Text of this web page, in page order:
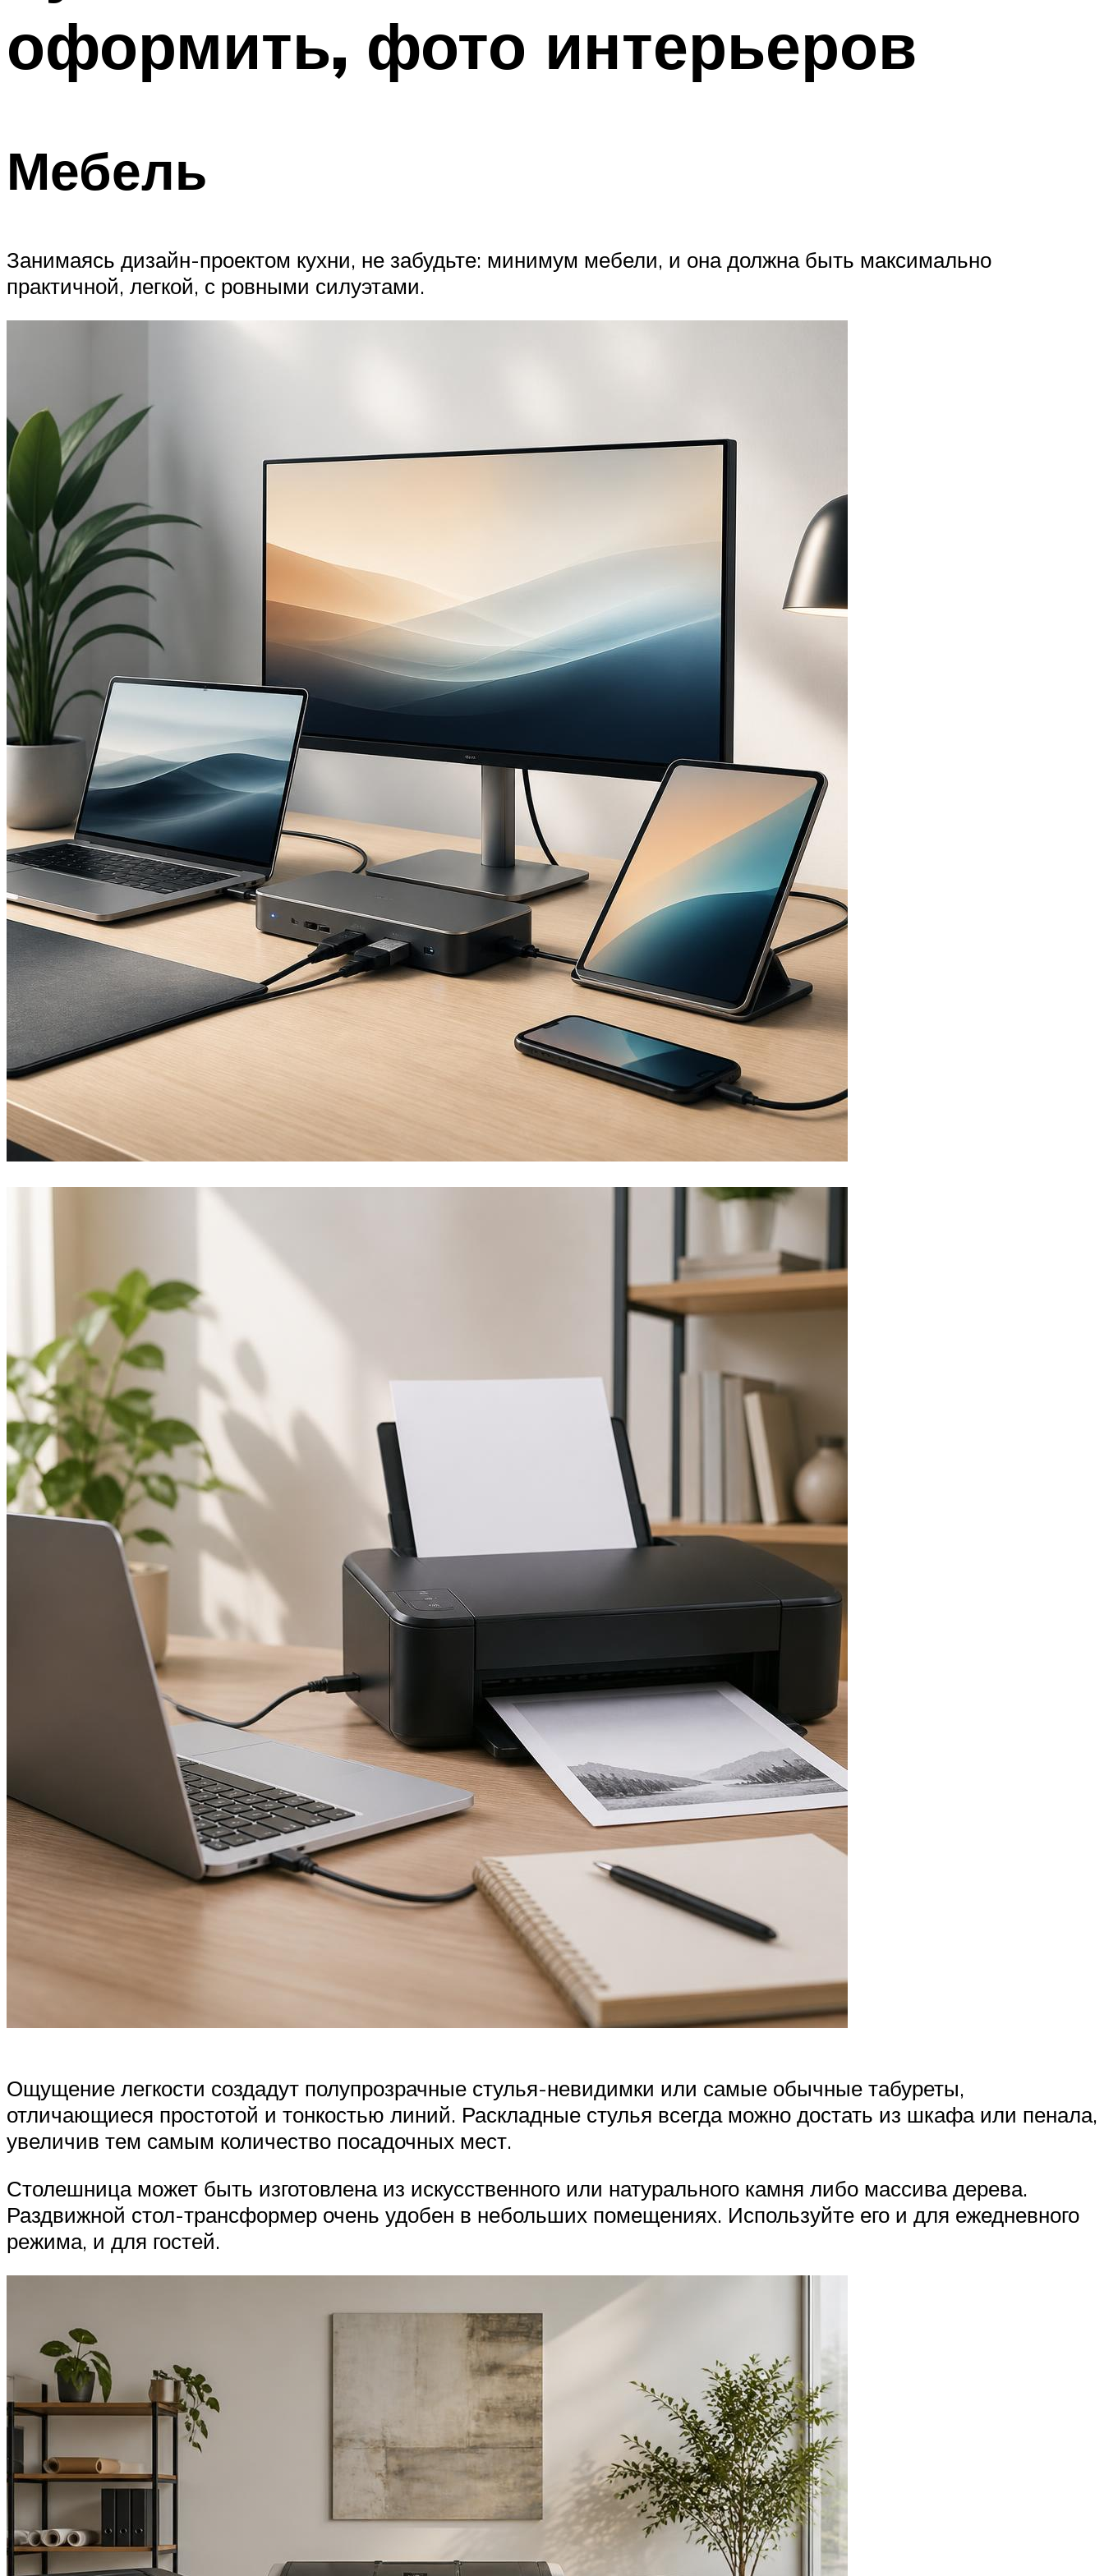
оформить, фото интерьеров
Мебель
Занимаясь дизайн-проектом кухни, не забудьте: минимум мебели, и она должна быть максимально
практичной, легкой, с ровными силуэтами.
Ощущение легкости создадут полупрозрачные стулья-невидимки или самые обычные табуреты,
отличающиеся простотой и тонкостью линий. Раскладные стулья всегда можно достать из шкафа или пенала,
увеличив тем самым количество посадочных мест.
Столешница может быть изготовлена из искусственного или натурального камня либо массива дерева.
Раздвижной стол-трансформер очень удобен в небольших помещениях. Используйте его и для ежедневного
режима, и для гостей.